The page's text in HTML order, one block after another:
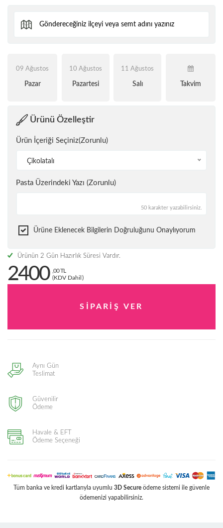
09 Ağustos
Pazar
10 Ağustos
Pazartesi
11 Ağustos
Salı Takvim
Ürünü Özelleştir
Ürün İçeriği Seçiniz(Zorunlu)
Çikolatalı
Pasta Üzerindeki Yazı (Zorunlu)
50 karakter yazabilirsiniz.
Ürüne Eklenecek Bilgilerin Doğruluğunu Onaylıyorum
Ürünün 2 Gün Hazırlık Süresi Vardır.
2400
,00 TL
(KDV Dahil)
Aynı Gün
Teslimat
Güvenilir
Ödeme
Havale & EFT
Ödeme Seçeneği
Tüm banka ve kredi kartlarıyla uyumlu 3D Secure ödeme sistemi ile güvenle
ödemenizi yapabilirsiniz.